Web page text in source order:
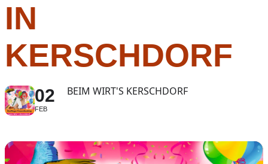
IN
KERSCHDORF
02
FEB
BEIM WIRT'S KERSCHDORF